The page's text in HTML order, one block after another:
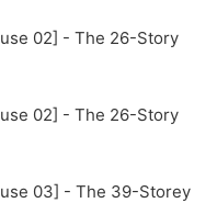
02] - The 26-Story
02] - The 26-Story
03] - The 39-Storey